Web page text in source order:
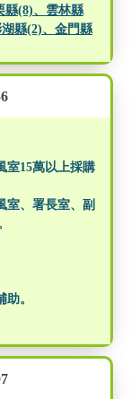
縣(8)、雲林縣
縣(2)、金門縣
室15萬以上採購
室、署長室、副
。